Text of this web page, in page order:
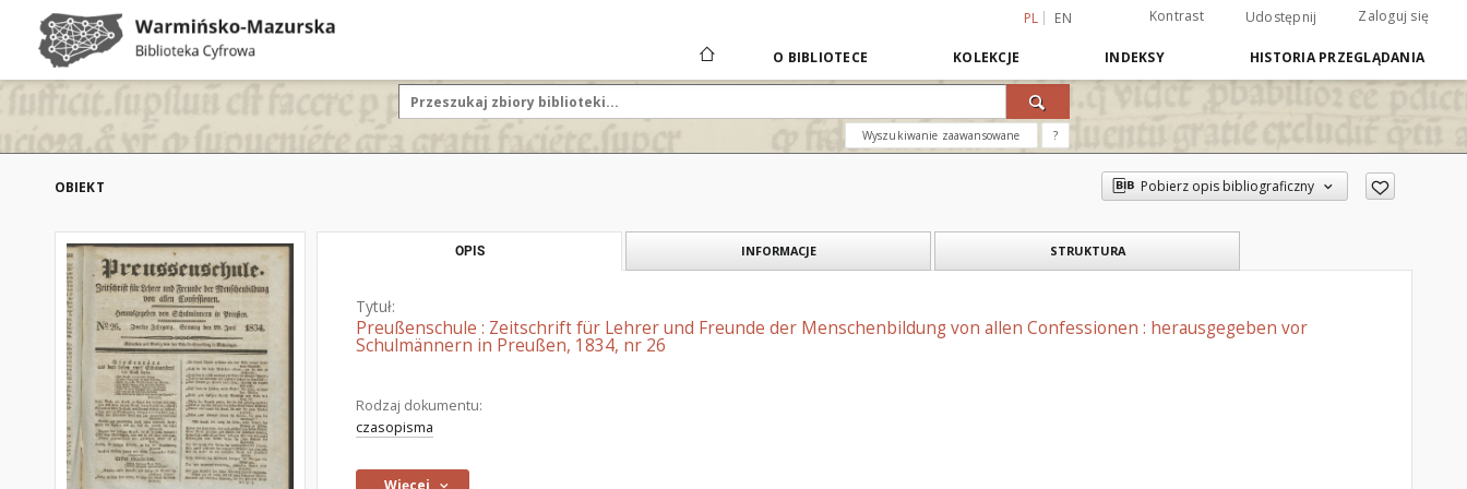
PL EN Kontrast Udostępnij Zaloguj się
O BIBLIOTECE KOLEKCJE INDEKSY HISTORIA PRZEGLĄDANIA
Wyszukiwanie zaawansowane ?
OBIEKT Pobierz opis bibliograficzny
OPIS INFORMACJE STRUKTURA
Tytuł:
Preußenschule : Zeitschrift für Lehrer und Freunde der Menschenbildung von allen Confessionen : herausgegeben vor
Schulmännern in Preußen, 1834, nr 26
Rodzaj dokumentu:
czasopisma
Więcej